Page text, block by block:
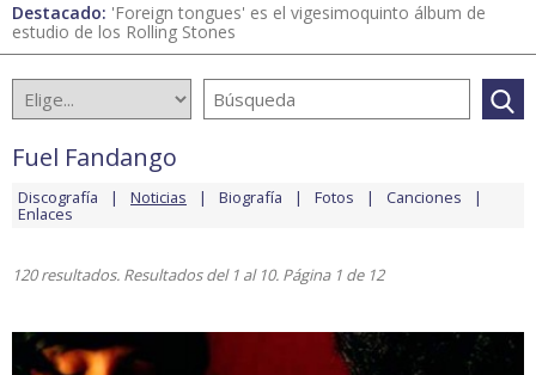
Destacado: 'Foreign tongues' es el vigesimoquinto álbum de
estudio de los Rolling Stones
Fuel Fandango
Discografía Noticias Biografía Fotos Canciones
Enlaces
120 resultados. Resultados del 1 al 10. Página 1 de 12